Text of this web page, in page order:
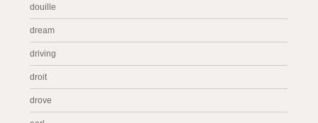
douille
dream
driving
droit
drove